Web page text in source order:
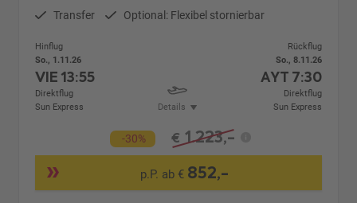
Transfer Optional: Flexibel stornierbar
Hinflug
So., 1.11.26
VIE13:55
Direktflug
Sun Express
Details
Rückflug
So., 8.11.26
AYT 7:30
Direktflug
Sun Express
-30% € 1.223,-
p.P. ab € 852,-